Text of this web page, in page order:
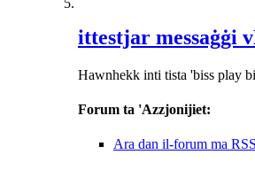
ittestjar messaġġi
Hawnhekk inti tista 'biss play
Forum ta 'Azzjonijiet:
Ara dan il-forum ma